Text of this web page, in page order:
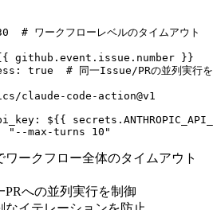
ワークフローレベルのタイムアウト
github.event.issue.number }}
true  # 同一Issue/PRの並列実行を
claude-code-action@v1
${{
"--max-turns 10"
ワークフロー全体のタイムアウト
PRへの並列実行を制御